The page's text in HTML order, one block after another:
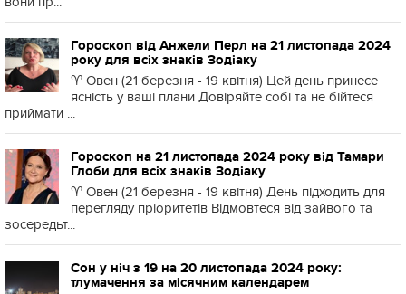
Гороскоп від Анжели Перл на 21 листопада 2024
року для всіх знаків Зодіаку
♈️ Овен (21 березня - 19 квітня) Цей день принесе
ясність у ваші плани Довіряйте собі та не бійтеся
приймати ...
Гороскоп на 21 листопада 2024 року від Тамари
Глоби для всіх знаків Зодіаку
♈️ Овен (21 березня - 19 квітня) День підходить для
перегляду пріоритетів Відмовтеся від зайвого та
зосередьт...
Сон у ніч з 19 на 20 листопада 2024 року:
тлумачення за місячним календарем